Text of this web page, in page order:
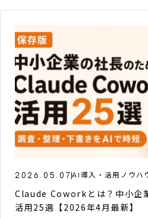
2026.05.07 AI導入・活用ノウハ
Claude Coworkとは？中小企
活用25選【2026年4月最新】